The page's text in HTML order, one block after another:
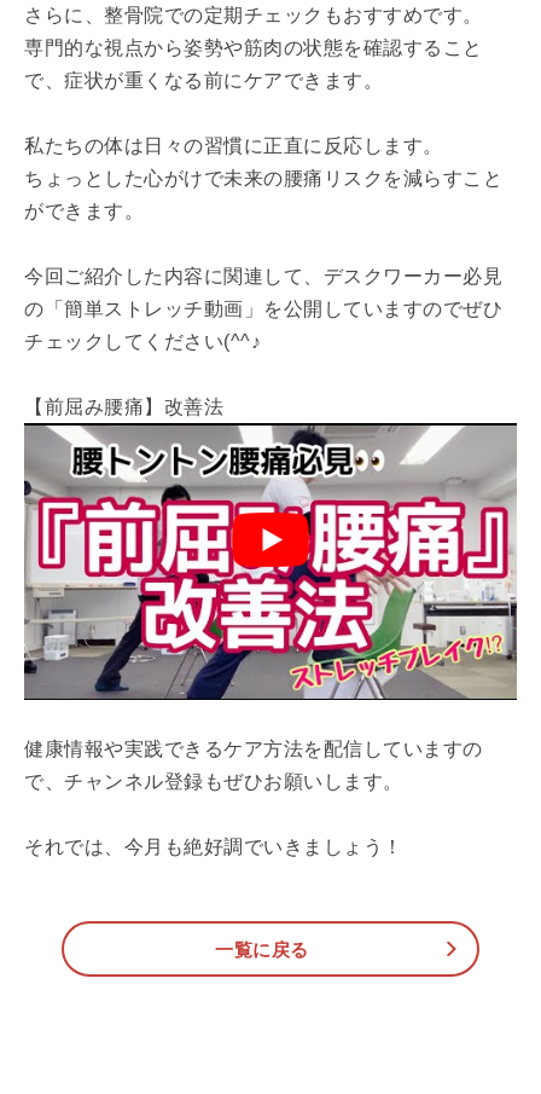
さらに、整骨院での定期チェックもおすすめです。
専門的な視点から姿勢や筋肉の状態を確認すること
で、症状が重くなる前にケアできます。
私たちの体は日々の習慣に正直に反応します。
ちょっとした心がけで未来の腰痛リスクを減らすこと
ができます。
今回ご紹介した内容に関連して、デスクワーカー必見
の「簡単ストレッチ動画」を公開していますのでぜひ
チェックしてください(^^♪
【前屈み腰痛】改善法
健康情報や実践できるケア方法を配信していますの
で、チャンネル登録もぜひお願いします。
それでは、今月も絶好調でいきましょう！
一覧に戻る